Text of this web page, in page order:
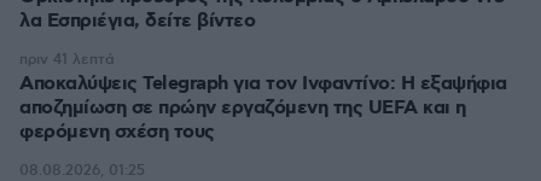
λα Εσπριέγια, δείτε βίντεο
Αποκαλύψεις Telegraph για τον Ινφαντίνο: Η εξαψήφια
αποζημίωση σε πρώην εργαζόμενη της UEFA και η
φερόμενη σχέση τους
πριν 41 λεπτά
08.08.2026, 01:25